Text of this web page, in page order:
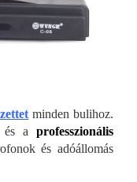
minden bulihoz.
és a professzionális
és adóállomás